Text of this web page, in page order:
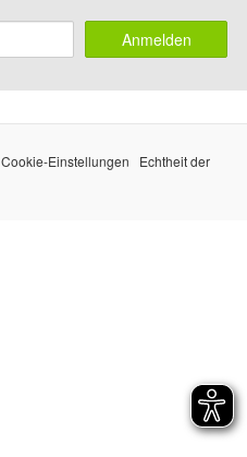
Anmelden
Cookie-Einstellungen
Echtheit der